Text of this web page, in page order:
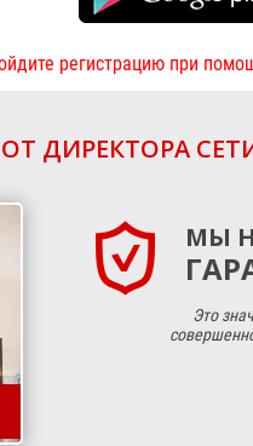
регистрацию при
ДИРЕКТОРА
МЫ
Это